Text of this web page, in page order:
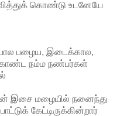
கொண்டு உடனேயே
பழைய, இடைக்கால,
கொண்ட நம்ம நண்பர்கள்
இசை மழையில் நனைந்து
கேட்டிருக்கின்றார்